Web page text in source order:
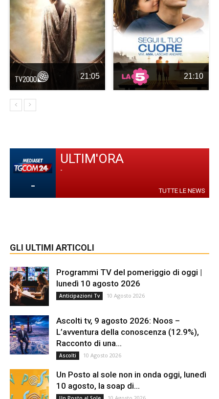
21:05 21:10
-
ULTIM'ORA
-
TUTTE LE NEWS
GLI ULTIMI ARTICOLI
Programmi TV del pomeriggio di oggi |
lunedì 10 agosto 2026
Anticipazioni Tv 10 Agosto 2026
Ascolti tv, 9 agosto 2026: Noos –
L’avventura della conoscenza (12.9%),
Racconto di una...
Ascolti 10 Agosto 2026
Un Posto al sole non in onda oggi, lunedì
10 agosto, la soap di...